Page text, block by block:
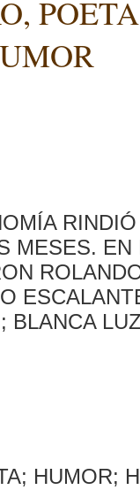
MESES.
BLANCA
HUMOR;